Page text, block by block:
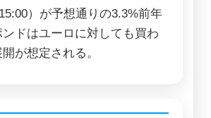
）が予想通りの3.3%前年
ンドはユーロに対しても買わ
が想定される。